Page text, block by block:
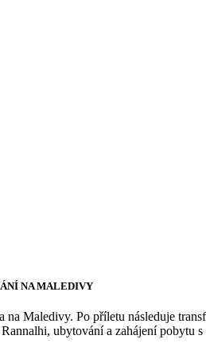
NA MALEDIVY
na Maledivy. Po příletu následuje
ubytování a zahájení pobytu s